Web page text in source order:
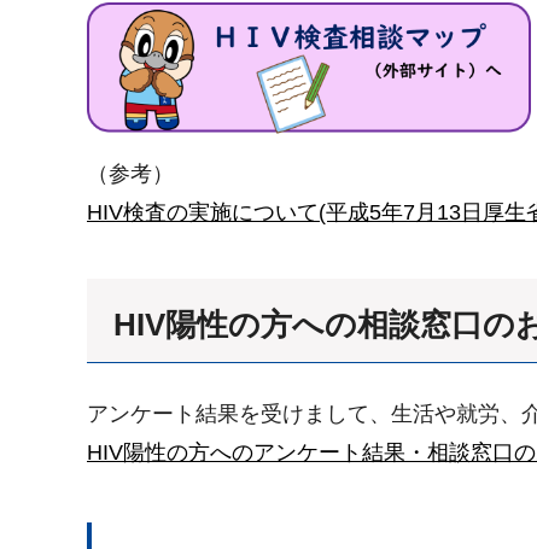
（参考）
HIV検査の実施について(平成5年7月13日厚生
HIV陽性の方への相談窓口の
アンケート結果を受けまして、生活や就労、
HIV陽性の方へのアンケート結果・相談窓口